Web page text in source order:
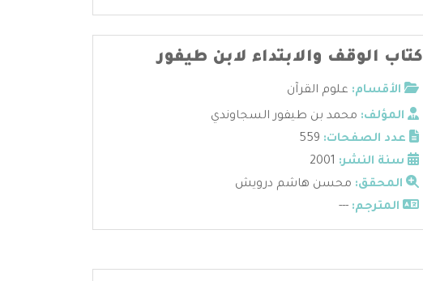
كتاب الوقف والابتداء لابن طيفور
الأقسام: علوم القرآن
المؤلف: محمد بن طيفور السجاوندي
عدد الصفحات:
سنة النشر:
المحقق: محسن هاشم درويش
المترجم: ---